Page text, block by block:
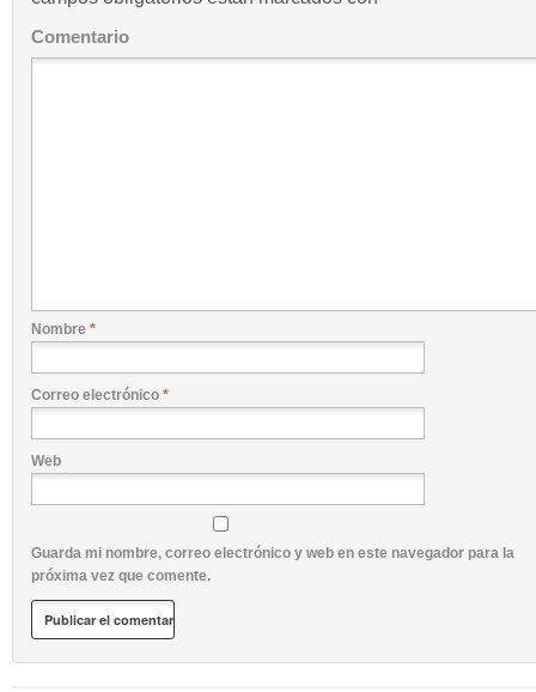
Comentario
Nombre *
Correo electrónico *
Web
Guarda mi nombre, correo electrónico y web en este navegador para la
próxima vez que comente.